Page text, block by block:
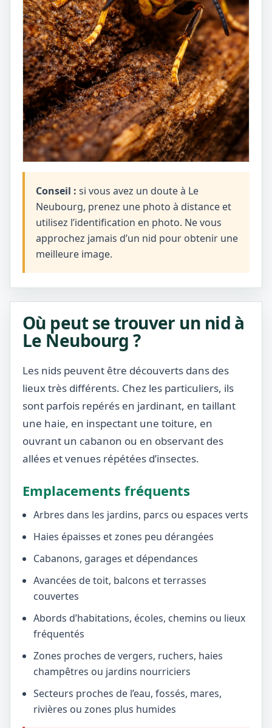
Conseil : si vous avez un doute à Le
Neubourg, prenez une photo à distance et
utilisez l’identification en photo. Ne vous
approchez jamais d’un nid pour obtenir une
meilleure image.
Où peut se trouver un nid à
Le Neubourg ?
Les nids peuvent être découverts dans des
lieux très différents. Chez les particuliers, ils
sont parfois repérés en jardinant, en taillant
une haie, en inspectant une toiture, en
ouvrant un cabanon ou en observant des
allées et venues répétées d’insectes.
Emplacements fréquents
Arbres dans les jardins, parcs ou espaces verts
Haies épaisses et zones peu dérangées
Cabanons, garages et dépendances
Avancées de toit, balcons et terrasses
couvertes
Abords d’habitations, écoles, chemins ou lieux
fréquentés
Zones proches de vergers, ruchers, haies
champêtres ou jardins nourriciers
Secteurs proches de l’eau, fossés, mares,
rivières ou zones plus humides